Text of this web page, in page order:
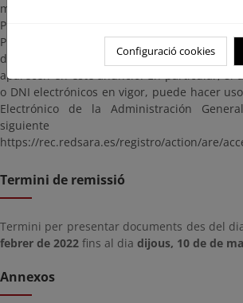
mecanismos establecidos en la Ley 39/
Procedimiento Administrativo Común de
Públicas, dirigidas a la Demarcación de
de identificación: EA0043352), citando
aparecen en este anuncio. En particular, si
o DNI electrónicos en vigor, puede hacer
Electrónico de la Administración
siguiente
https://rec.redsara.es/registro/action/are/
Termini de remissió
Termini per presentar documents des del
febrer de 2022 fins al dia dijous, 10 de de
Annexos
Configuració cookies